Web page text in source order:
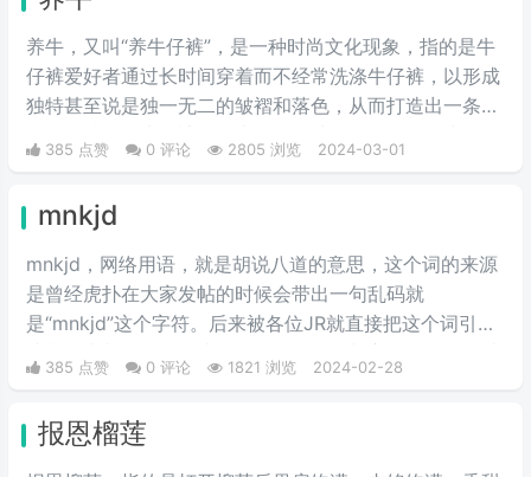
养牛，又叫“养牛仔裤”，是一种时尚文化现象，指的是牛
仔裤爱好者通过长时间穿着而不经常洗涤牛仔裤，以形成
独特甚至说是独一无二的皱褶和落色，从而打造出一条具
有个人特色的牛仔裤。首先我们要选择一条原色的牛仔
裤，是没有经过洗水处理的，也就是我们所说的“多穿少
385 点赞 0 评论 2805 浏览 2024-03-01
mnkjd
mnkjd，网络用语，就是胡说八道的意思，这个词的来源
是曾经虎扑在大家发帖的时候会带出一句乱码就
是“mnkjd”这个字符。后来被各位JR就直接把这个词引申
成意思为胡说八道，比如说有一个人在胡言乱语，我们就
说他在mnkjd，也就是胡乱说话的意思。
385 点赞 0 评论 1821 浏览 2024-02-28
报恩榴莲